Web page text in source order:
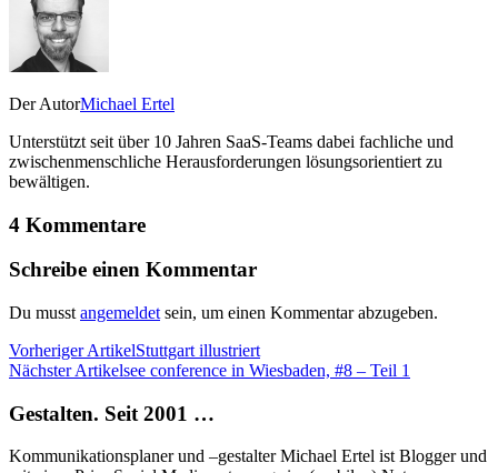
Der AutorMichael Ertel
Unterstützt seit über 10 Jahren SaaS-Teams dabei fachliche und
zwischenmenschliche Herausforderungen lösungsorientiert zu
bewältigen.
4 Kommentare
Schreibe einen Kommentar
Du musst angemeldet sein, um einen Kommentar abzugeben.
Vorheriger ArtikelStuttgart illustriert
Nächster Artikelsee conference in Wiesbaden, #8 – Teil 1
Gestalten. Seit 2001 …
Kommunikationsplaner und –gestalter Michael Ertel ist Blogger und